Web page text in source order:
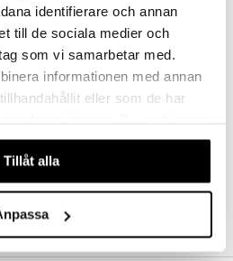
identifierare och annan
till de sociala medier och
som vi samarbetar med.
informationen med annan
eller som de har
av vår webbplats.
Tillåt alla